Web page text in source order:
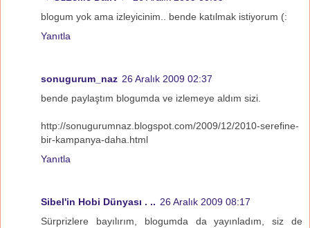
blogum yok ama izleyicinim.. bende katılmak istiyorum (:
Yanıtla
sonugurum_naz 26 Aralık 2009 02:37
bende paylaştım blogumda ve izlemeye aldım sizi.
http://sonugurumnaz.blogspot.com/2009/12/2010-serefine-
bir-kampanya-daha.html
Yanıtla
Sibel'in Hobi Dünyası . .. 26 Aralık 2009 08:17
Sürprizlere bayılırım, blogumda da yayınladım, siz de